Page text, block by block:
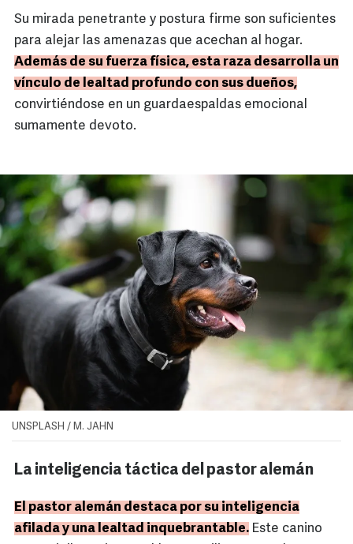
Su mirada penetrante y postura firme son suficientes
para alejar las amenazas que acechan al hogar.
Además de su fuerza física, esta raza desarrolla un
vínculo de lealtad profundo con sus dueños,
convirtiéndose en un guardaespaldas emocional
sumamente devoto.
UNSPLASH / M. JAHN
La inteligencia táctica del pastor alemán
El pastor alemán destaca por su inteligencia
afilada y una lealtad inquebrantable. Este canino